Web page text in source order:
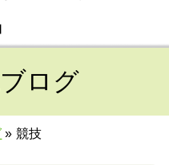
ログ
» 競技